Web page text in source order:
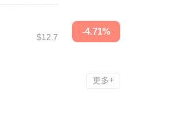
$12.7
-4.71%
更多+